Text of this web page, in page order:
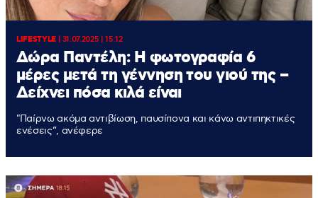
LIFESTYLE| 31.07.2025 | 15:12
Δώρα Παντέλη: H φωτογραφία 6
μέρες μετά τη γέννηση του γιού της –
Δείχνει πόσα κιλά είναι
"Παίρνω ακόμα αντιβίωση, παυσίπονα και κάνω αντιπηκτικές
ενέσεις”, ανέφερε